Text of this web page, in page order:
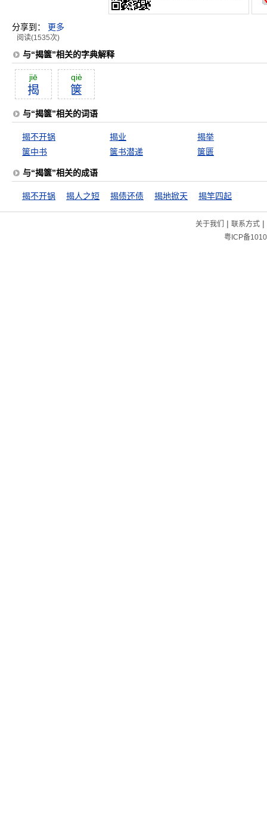
分享到： 更多
阅读(1535次)
与“揭箧”相关的字典解释
jiē
揭
qiè
箧
与“揭箧”相关的词语
揭不开锅 揭业
揭举
箧中书
箧书潜递 箧匮
与“揭箧”相关的成语
揭不开锅 揭人之短 揭债还债 揭地掀天 揭竿四起
关于我们 | 联系方式|
粤ICP备